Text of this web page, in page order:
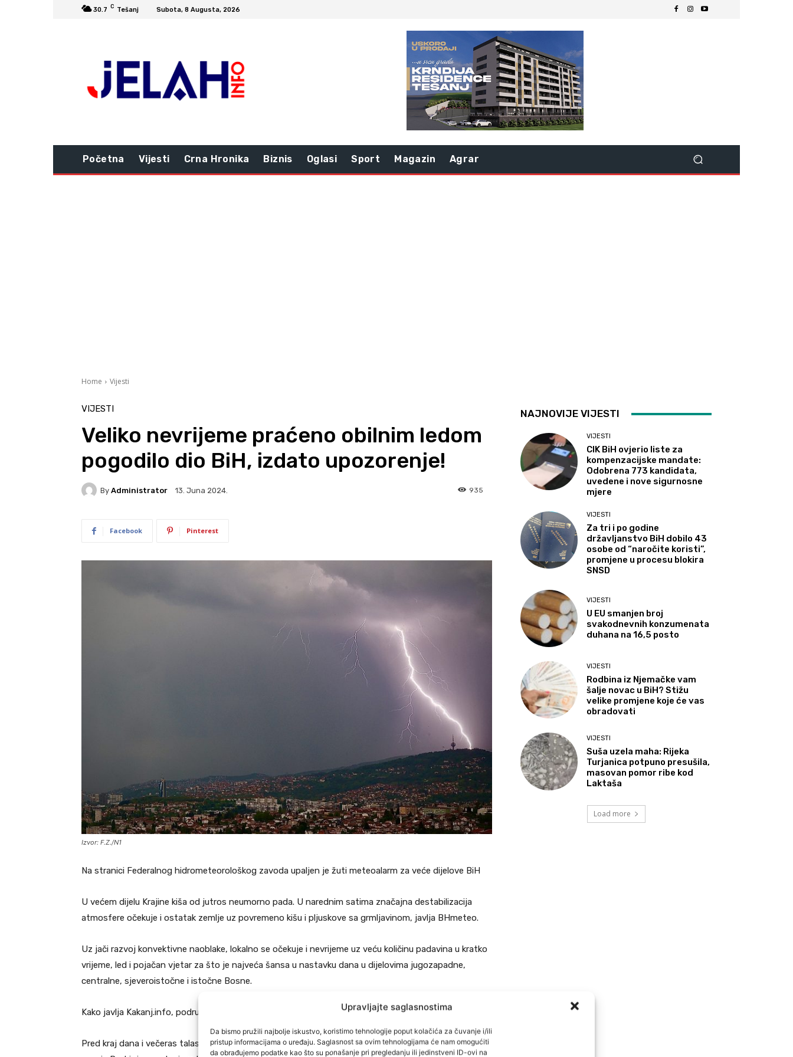
Upravljajte saglasnostima
Da bismo pružili najbolje iskustvo, koristimo tehnologije poput kolačića za čuvanje i/ili
pristup informacijama o uređaju. Saglasnost sa ovim tehnologijama će nam omogućiti
da obrađujemo podatke kao što su ponašanje pri pregledanju ili jedinstveni ID-ovi na
30.7 C Tešanj Subota, 8 Augusta, 2026
Početna Vijesti Crna Hronika Biznis Oglasi Sport Magazin Agrar
Home Vijesti
VIJESTI
Veliko nevrijeme praćeno obilnim ledom
pogodilo dio BiH, izdato upozorenje!
By Administrator 13. Juna 2024. 935
Facebook Pinterest
Izvor: F.Z./N1
Na stranici Federalnog hidrometeorološkog zavoda upaljen je žuti meteoalarm za veće dijelove BiH
U većem dijelu Krajine kiša od jutros neumorno pada. U narednim satima značajna destabilizacija
atmosfere očekuje i ostatak zemlje uz povremeno kišu i pljuskove sa grmljavinom, javlja BHmeteo.
Uz jači razvoj konvektivne naoblake, lokalno se očekuje i nevrijeme uz veću količinu padavina u kratko
vrijeme, led i pojačan vjetar za što je najveća šansa u nastavku dana u dijelovima jugozapadne,
centralne, sjeveroistočne i istočne Bosne.
Kako javlja Kakanj.info, područje Kaknja pogodilo je jako nevrijeme praćeno obilnim ledom i kišom.
Pred kraj dana i večeras talas lokalnih pljuskova sa grmljavinom zahvatit će i veći dio Hercegovine i
NAJNOVIJE VIJESTI
VIJESTI
CIK BiH ovjerio liste za
kompenzacijske mandate:
Odobrena 773 kandidata,
uvedene i nove sigurnosne
mjere
VIJESTI
Za tri i po godine
državljanstvo BiH dobilo 43
osobe od “naročite koristi”,
promjene u procesu blokira
SNSD
VIJESTI
U EU smanjen broj
svakodnevnih konzumenata
duhana na 16,5 posto
VIJESTI
Rodbina iz Njemačke vam
šalje novac u BiH? Stižu
velike promjene koje će vas
obradovati
VIJESTI
Suša uzela maha: Rijeka
Turjanica potpuno presušila,
masovan pomor ribe kod
Laktaša
Load more